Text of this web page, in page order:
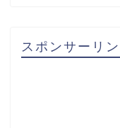
スポンサーリン